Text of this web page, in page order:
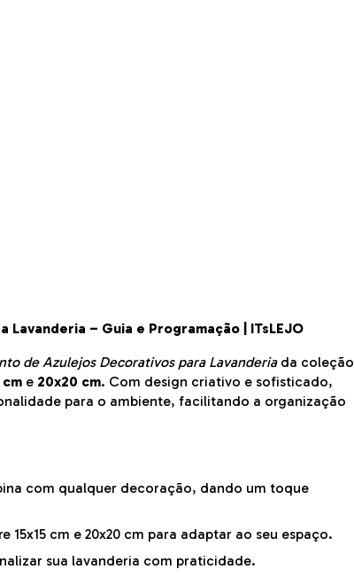
– Guia e Programação | ITsLEJO
de Azulejos Decorativos para Lavanderiada coleção
cm e 20x20 cm. Com design criativo e sofisticado,
para o ambiente, facilitando a organização
com qualquer decoração, dando um toque
15x15 cm e 20x20 cm para adaptar ao seu espaço.
sua lavanderia com praticidade.